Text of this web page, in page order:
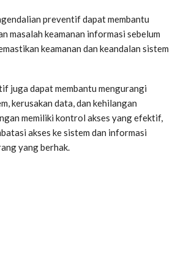
preventif dapat membantu
masalah keamanan informasi sebelum
keamanan dan keandalan sistem
juga dapat membantu mengurangi
kerusakan data, dan kehilangan
memiliki kontrol akses yang efektif,
akses ke sistem dan informasi
yang berhak.